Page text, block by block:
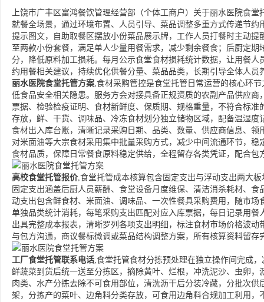
上饶市广丰区富鸿餐饮管理经营部（个体工商户）关于丽水医院食
就餐全场景，通过环境布置、人员引导、菜品调整多重方式传递节
提示图文，自助取餐区摆放小份菜品展示牌，工作人员打餐时主动
至两款小份套餐，满足单人少量用餐需求，减少剩余餐食；后厨定
分，降低原料加工损耗。每月公示食堂食材损耗统计数据，让用餐
约用餐相关建议，持续优化供餐分量、菜品品类，长期引导全体人员
丽水医院食堂托管方案,食材采购管控是食堂托管日常运营的核心环
低食品安全相关隐患。服务方会对接具备正规资质的农副产品供应
票据、检验检疫证明、食材新鲜度、保质期、规格重量，不符合标
存放，鲜、干货、调味品、冷冻食材划分独立储物区域，配备温湿
食材出入库台账，清晰记录采购日期、品类、数量、供应商信息、
对米面油等大宗食材采用集中批量采购方式，减少中间流通环节，
食材品质，保障日常餐食原料稳定供给，全程留存各类凭证，配合包
高校食堂托管报价,食堂托管成本核算包含固定支出与浮动支出两大
固定支出涵盖后厨人员薪酬、食堂设备月度维保、清洁消杀耗材、
动支出包含鲜食材、米面油、调味品、一次性餐具采购费用，随市
单独品类统计消耗，每笔采购支出匹配对应入库票据，每日记录用
出具完整成本报表，清晰罗列各项支出明细，标注食材市场价格波
与包方沟通，商议餐标微调或菜品结构调整方案，所有核算资料留存
工厂食堂托管联系电话,食堂托管食材分拣预处理在独立操作间完成
鲜蔬菜到货后统一送至分拣区，摘除黄叶、烂根，冲洗泥沙、虫卵
肉类、水产分拣去除不可食用部位，清洗沥干后分装冷藏，分批次
架，分拣产的菜叶、边角料分类存放，可食用边角料合规加工利用